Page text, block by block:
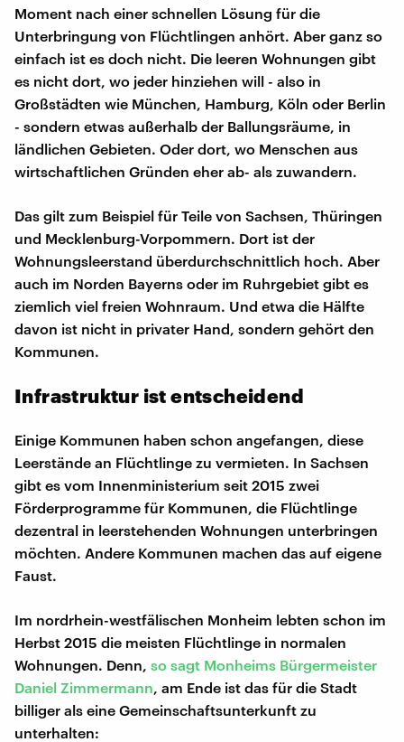
Moment nach einer schnellen Lösung für die
Unterbringung von Flüchtlingen anhört. Aber ganz so
einfach ist es doch nicht. Die leeren Wohnungen gibt
es nicht dort, wo jeder hinziehen will - also in
Großstädten wie München, Hamburg, Köln oder Berlin
- sondern etwas außerhalb der Ballungsräume, in
ländlichen Gebieten. Oder dort, wo Menschen aus
wirtschaftlichen Gründen eher ab- als zuwandern.
Das gilt zum Beispiel für Teile von Sachsen, Thüringen
und Mecklenburg-Vorpommern. Dort ist der
Wohnungsleerstand überdurchschnittlich hoch. Aber
auch im Norden Bayerns oder im Ruhrgebiet gibt es
ziemlich viel freien Wohnraum. Und etwa die Hälfte
davon ist nicht in privater Hand, sondern gehört den
Kommunen.
Infrastruktur ist entscheidend
Einige Kommunen haben schon angefangen, diese
Leerstände an Flüchtlinge zu vermieten. In Sachsen
gibt es vom Innenministerium seit 2015 zwei
Förderprogramme für Kommunen, die Flüchtlinge
dezentral in leerstehenden Wohnungen unterbringen
möchten. Andere Kommunen machen das auf eigene
Faust.
Im nordrhein-westfälischen Monheim lebten schon im
Herbst 2015 die meisten Flüchtlinge in normalen
Wohnungen. Denn, so sagt Monheims Bürgermeister
Daniel Zimmermann , am Ende ist das für die Stadt
billiger als eine Gemeinschaftsunterkunft zu
unterhalten: